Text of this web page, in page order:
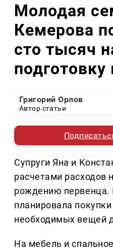
Молодая
Кемерова
сто тысяч
Григорий Орлов
Автор статьи
Супруги Яна и
расчетами расходов
рождению первенца.
планировала
необходимых вещей
На мебель и